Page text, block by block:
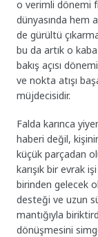
o verimli dönemi
dünyasında hem
de gürültü
bu da artık o
bakış açısı
ve nokta atışı
müjdecisidir.
Falda karınca
haberi değil,
küçük parçadan
karışık bir evrak
birinden gelecek
desteği ve uzun
mantığıyla
dönüşmesini